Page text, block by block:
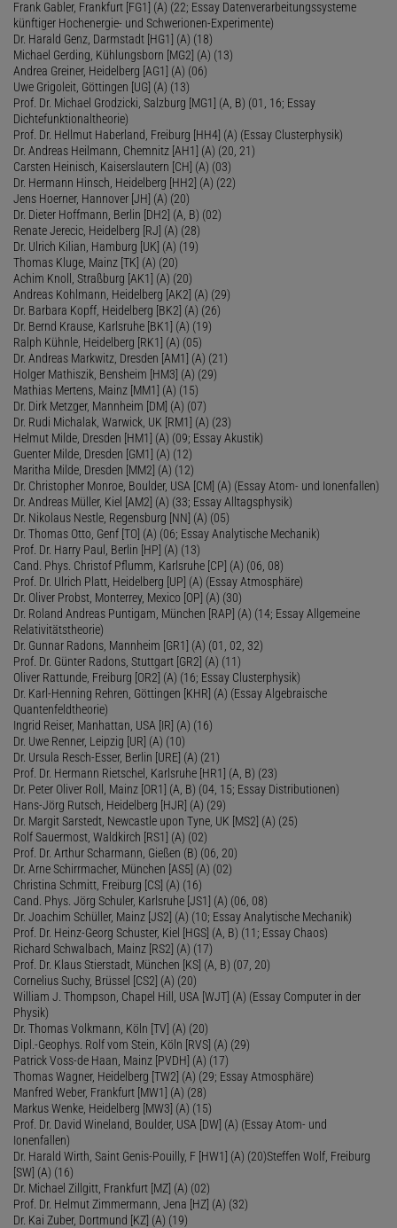
Frank Gabler, Frankfurt [FG1] (A) (22; Essay Datenverarbeitungssysteme
künftiger Hochenergie- und Schwerionen-Experimente)
Dr. Harald Genz, Darmstadt [HG1] (A) (18)
Michael Gerding, Kühlungsborn [MG2] (A) (13)
Andrea Greiner, Heidelberg [AG1] (A) (06)
Uwe Grigoleit, Göttingen [UG] (A) (13)
Prof. Dr. Michael Grodzicki, Salzburg [MG1] (A, B) (01, 16; Essay
Dichtefunktionaltheorie)
Prof. Dr. Hellmut Haberland, Freiburg [HH4] (A) (Essay Clusterphysik)
Dr. Andreas Heilmann, Chemnitz [AH1] (A) (20, 21)
Carsten Heinisch, Kaiserslautern [CH] (A) (03)
Dr. Hermann Hinsch, Heidelberg [HH2] (A) (22)
Jens Hoerner, Hannover [JH] (A) (20)
Dr. Dieter Hoffmann, Berlin [DH2] (A, B) (02)
Renate Jerecic, Heidelberg [RJ] (A) (28)
Dr. Ulrich Kilian, Hamburg [UK] (A) (19)
Thomas Kluge, Mainz [TK] (A) (20)
Achim Knoll, Straßburg [AK1] (A) (20)
Andreas Kohlmann, Heidelberg [AK2] (A) (29)
Dr. Barbara Kopff, Heidelberg [BK2] (A) (26)
Dr. Bernd Krause, Karlsruhe [BK1] (A) (19)
Ralph Kühnle, Heidelberg [RK1] (A) (05)
Dr. Andreas Markwitz, Dresden [AM1] (A) (21)
Holger Mathiszik, Bensheim [HM3] (A) (29)
Mathias Mertens, Mainz [MM1] (A) (15)
Dr. Dirk Metzger, Mannheim [DM] (A) (07)
Dr. Rudi Michalak, Warwick, UK [RM1] (A) (23)
Helmut Milde, Dresden [HM1] (A) (09; Essay Akustik)
Guenter Milde, Dresden [GM1] (A) (12)
Maritha Milde, Dresden [MM2] (A) (12)
Dr. Christopher Monroe, Boulder, USA [CM] (A) (Essay Atom- und Ionenfallen)
Dr. Andreas Müller, Kiel [AM2] (A) (33; Essay Alltagsphysik)
Dr. Nikolaus Nestle, Regensburg [NN] (A) (05)
Dr. Thomas Otto, Genf [TO] (A) (06; Essay Analytische Mechanik)
Prof. Dr. Harry Paul, Berlin [HP] (A) (13)
Cand. Phys. Christof Pflumm, Karlsruhe [CP] (A) (06, 08)
Prof. Dr. Ulrich Platt, Heidelberg [UP] (A) (Essay Atmosphäre)
Dr. Oliver Probst, Monterrey, Mexico [OP] (A) (30)
Dr. Roland Andreas Puntigam, München [RAP] (A) (14; Essay Allgemeine
Relativitätstheorie)
Dr. Gunnar Radons, Mannheim [GR1] (A) (01, 02, 32)
Prof. Dr. Günter Radons, Stuttgart [GR2] (A) (11)
Oliver Rattunde, Freiburg [OR2] (A) (16; Essay Clusterphysik)
Dr. Karl-Henning Rehren, Göttingen [KHR] (A) (Essay Algebraische
Quantenfeldtheorie)
Ingrid Reiser, Manhattan, USA [IR] (A) (16)
Dr. Uwe Renner, Leipzig [UR] (A) (10)
Dr. Ursula Resch-Esser, Berlin [URE] (A) (21)
Prof. Dr. Hermann Rietschel, Karlsruhe [HR1] (A, B) (23)
Dr. Peter Oliver Roll, Mainz [OR1] (A, B) (04, 15; Essay Distributionen)
Hans-Jörg Rutsch, Heidelberg [HJR] (A) (29)
Dr. Margit Sarstedt, Newcastle upon Tyne, UK [MS2] (A) (25)
Rolf Sauermost, Waldkirch [RS1] (A) (02)
Prof. Dr. Arthur Scharmann, Gießen (B) (06, 20)
Dr. Arne Schirrmacher, München [AS5] (A) (02)
Christina Schmitt, Freiburg [CS] (A) (16)
Cand. Phys. Jörg Schuler, Karlsruhe [JS1] (A) (06, 08)
Dr. Joachim Schüller, Mainz [JS2] (A) (10; Essay Analytische Mechanik)
Prof. Dr. Heinz-Georg Schuster, Kiel [HGS] (A, B) (11; Essay Chaos)
Richard Schwalbach, Mainz [RS2] (A) (17)
Prof. Dr. Klaus Stierstadt, München [KS] (A, B) (07, 20)
Cornelius Suchy, Brüssel [CS2] (A) (20)
William J. Thompson, Chapel Hill, USA [WJT] (A) (Essay Computer in der
Physik)
Dr. Thomas Volkmann, Köln [TV] (A) (20)
Dipl.-Geophys. Rolf vom Stein, Köln [RVS] (A) (29)
Patrick Voss-de Haan, Mainz [PVDH] (A) (17)
Thomas Wagner, Heidelberg [TW2] (A) (29; Essay Atmosphäre)
Manfred Weber, Frankfurt [MW1] (A) (28)
Markus Wenke, Heidelberg [MW3] (A) (15)
Prof. Dr. David Wineland, Boulder, USA [DW] (A) (Essay Atom- und
Ionenfallen)
Dr. Harald Wirth, Saint Genis-Pouilly, F [HW1] (A) (20)Steffen Wolf, Freiburg
[SW] (A) (16)
Dr. Michael Zillgitt, Frankfurt [MZ] (A) (02)
Prof. Dr. Helmut Zimmermann, Jena [HZ] (A) (32)
Dr. Kai Zuber, Dortmund [KZ] (A) (19)